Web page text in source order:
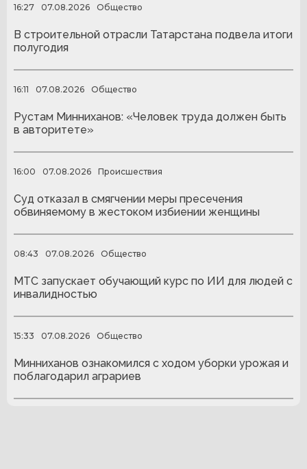
16:27 07.08.2026 Общество
В строительной отрасли Татарстана подвела итоги
полугодия
16:11 07.08.2026 Общество
Рустам Минниханов: «Человек труда должен быть
в авторитете»
16:00 07.08.2026 Происшествия
Суд отказал в смягчении меры пресечения
обвиняемому в жестоком избиении женщины
08:43 07.08.2026 Общество
МТС запускает обучающий курс по ИИ для людей с
инвалидностью
15:33 07.08.2026 Общество
Минниханов ознакомился с ходом уборки урожая и
поблагодарил аграриев